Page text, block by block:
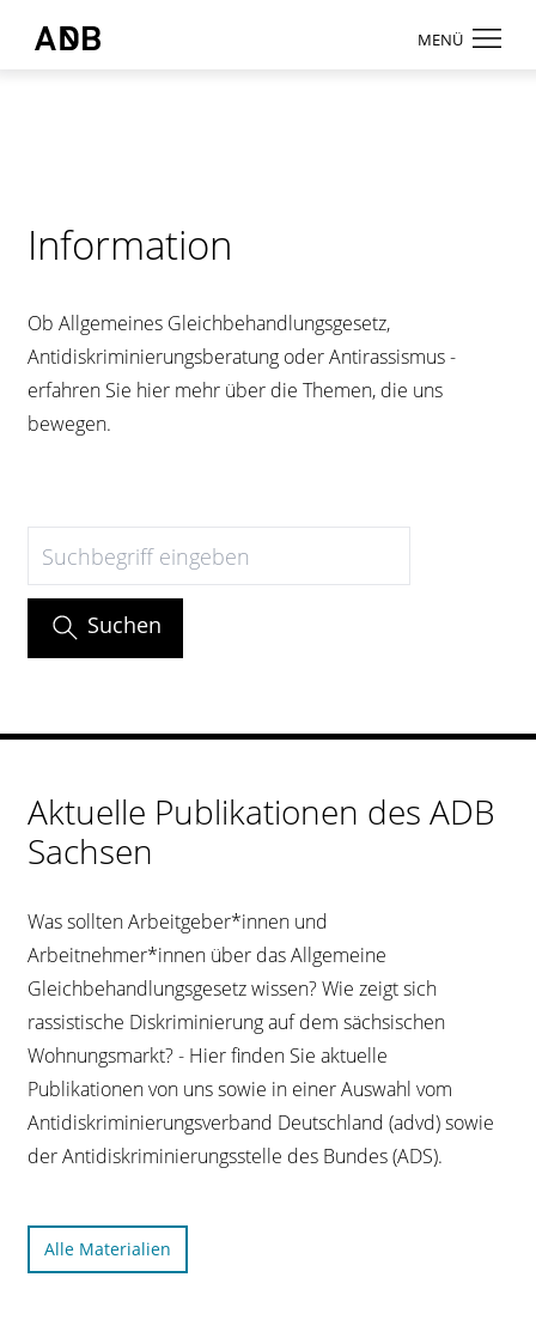
MENÜ
↗ Nadis
Sprache
Suche
Information
Ob Allgemeines Gleichbehandlungsgesetz,
Antidiskriminierungsberatung oder Antirassismus -
erfahren Sie hier mehr über die Themen, die uns
bewegen.
Suchen
Suchen
Aktuelle Publikationen des ADB
Sachsen
Was sollten Arbeitgeber*innen und
Arbeitnehmer*innen über das Allgemeine
Gleichbehandlungsgesetz wissen? Wie zeigt sich
rassistische Diskriminierung auf dem sächsischen
Wohnungsmarkt? - Hier finden Sie aktuelle
Publikationen von uns sowie in einer Auswahl vom
Antidiskriminierungsverband Deutschland (advd) sowie
der Antidiskriminierungsstelle des Bundes (ADS).
Alle Materialien